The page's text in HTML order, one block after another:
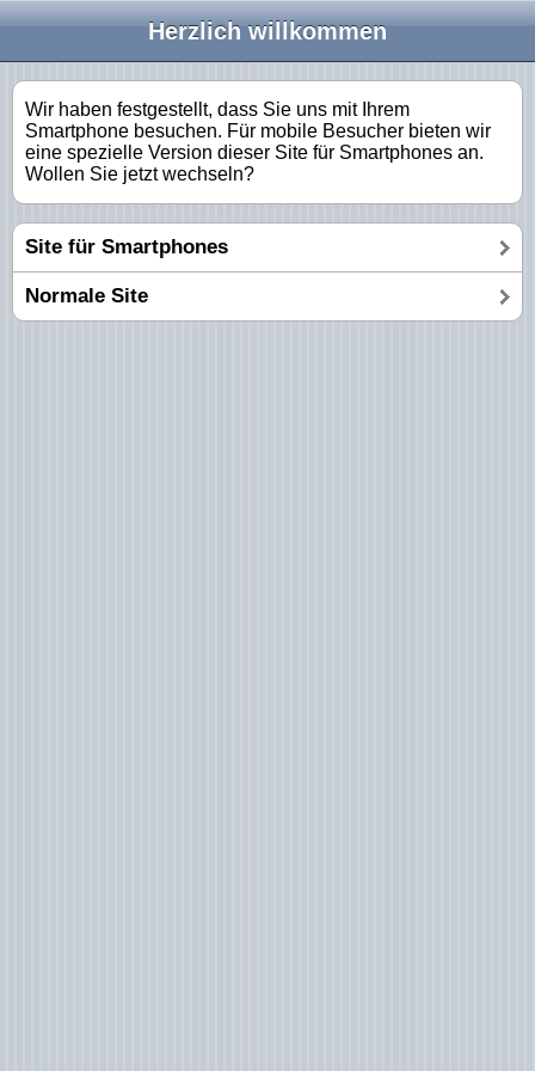
Herzlich willkommen
Wir haben festgestellt, dass Sie uns mit Ihrem
Smartphone besuchen. Für mobile Besucher bieten wir
eine spezielle Version dieser Site für Smartphones an.
Wollen Sie jetzt wechseln?
Site für Smartphones
Normale Site